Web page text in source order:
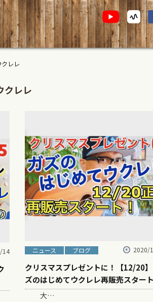
レレ
クレレ
14 ニュース ブログ 2020/
クリスマスプレゼントに！【12/20
ズのはじめてウクレレ再販売スタート
大…